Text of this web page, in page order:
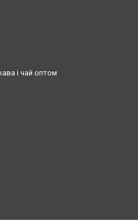
і чай оптом